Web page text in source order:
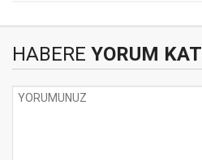
HABERE YORUM KAT